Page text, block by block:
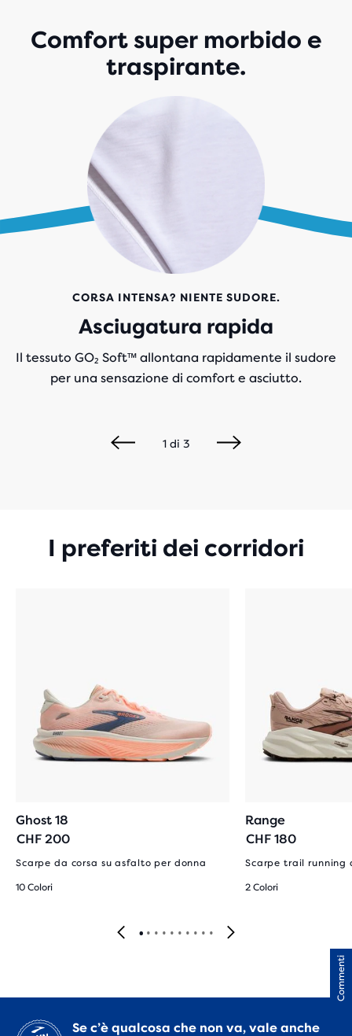
Comfort super morbido e
traspirante.
CORSA INTENSA? NIENTE SUDORE.
Asciugatura rapida
Il tessuto GO₂ Soft™ allontana rapidamente il sudore
per una sensazione di comfort e asciutto.
1di 3
I preferiti dei corridori
Ghost 18
CHF 200
Scarpe da corsa su asfalto per donna
10 Colori
Range
CHF 180
Scarpe trail running
2 Colori
Se c’è qualcosa che non va, vale anche
Commenti